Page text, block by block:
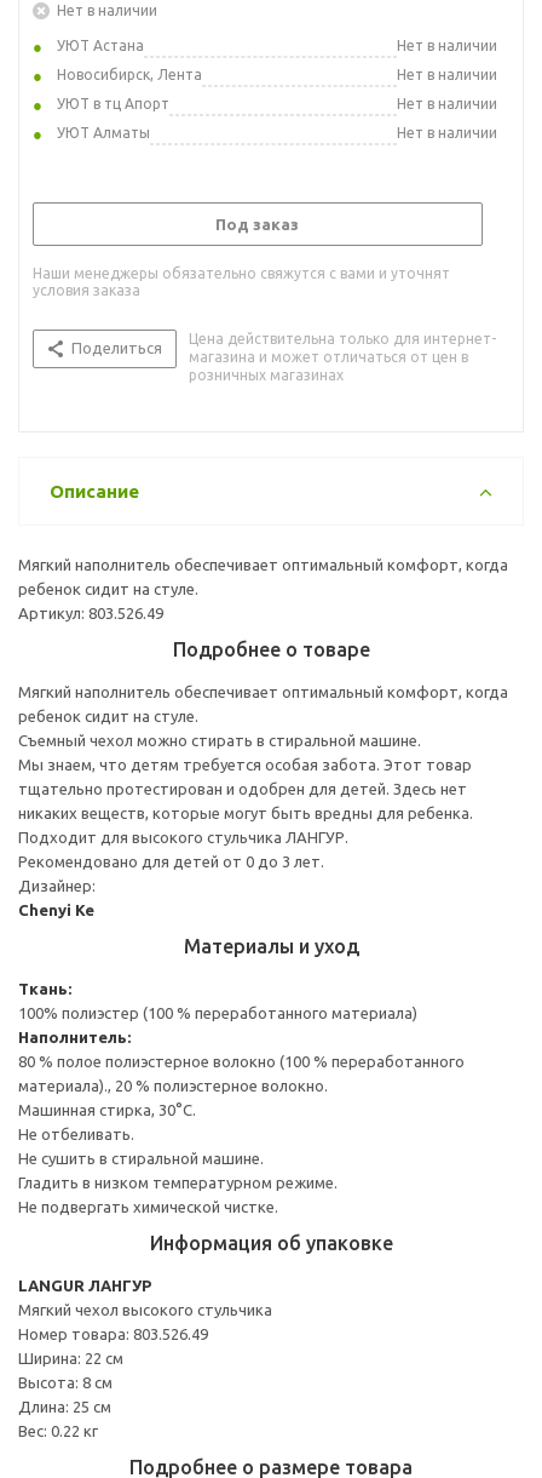
Нет в наличии
УЮТ Астана
Нет в наличии
Новосибирск, Лента
Нет в наличии
УЮТ в тц Апорт
Нет в наличии
УЮТ Алматы
Нет в наличии
Под заказ
Наши менеджеры обязательно свяжутся с вами и уточнят
условия заказа
Поделиться
Цена действительна только для интернет-
магазина и может отличаться от цен в
розничных магазинах
Описание
Мягкий наполнитель обеспечивает оптимальный комфорт, когда
ребенок сидит на стуле.
Артикул: 803.526.49
Подробнее о товаре
Мягкий наполнитель обеспечивает оптимальный комфорт, когда
ребенок сидит на стуле.
Съемный чехол можно стирать в стиральной машине.
Мы знаем, что детям требуется особая забота. Этот товар
тщательно протестирован и одобрен для детей. Здесь нет
никаких веществ, которые могут быть вредны для ребенка.
Подходит для высокого стульчика ЛАНГУР.
Рекомендовано для детей от 0 до 3 лет.
Дизайнер:
Chenyi Ke
Материалы и уход
Ткань:
100% полиэстер (100 % переработанного материала)
Наполнитель:
80 % полое полиэстерное волокно (100 % переработанного
материала)., 20 % полиэстерное волокно.
Машинная стирка, 30°С.
Не отбеливать.
Не сушить в стиральной машине.
Гладить в низком температурном режиме.
Не подвергать химической чистке.
Информация об упаковке
LANGUR ЛАНГУР
Мягкий чехол высокого стульчика
Номер товара: 803.526.49
Ширина: 22 см
Высота: 8 см
Длина: 25 см
Вес: 0.22 кг
Подробнее о размере товара